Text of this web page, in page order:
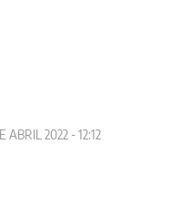
ABRIL 2022 - 12:12